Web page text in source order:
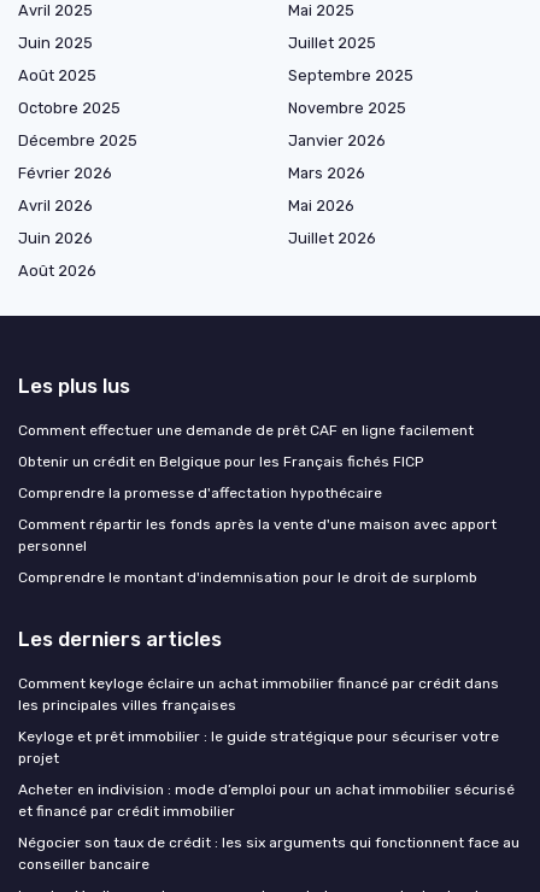
Avril 2025
Mai 2025
Juin 2025
Juillet 2025
Août 2025
Septembre 2025
Octobre 2025
Novembre 2025
Décembre 2025
Janvier 2026
Février 2026
Mars 2026
Avril 2026
Mai 2026
Juin 2026
Juillet 2026
Août 2026
Les plus lus
Comment effectuer une demande de prêt CAF en ligne facilement
Obtenir un crédit en Belgique pour les Français fichés FICP
Comprendre la promesse d'affectation hypothécaire
Comment répartir les fonds après la vente d'une maison avec apport
personnel
Comprendre le montant d'indemnisation pour le droit de surplomb
Les derniers articles
Comment keyloge éclaire un achat immobilier financé par crédit dans
les principales villes françaises
Keyloge et prêt immobilier : le guide stratégique pour sécuriser votre
projet
Acheter en indivision : mode d’emploi pour un achat immobilier sécurisé
et financé par crédit immobilier
Négocier son taux de crédit : les six arguments qui fonctionnent face au
conseiller bancaire